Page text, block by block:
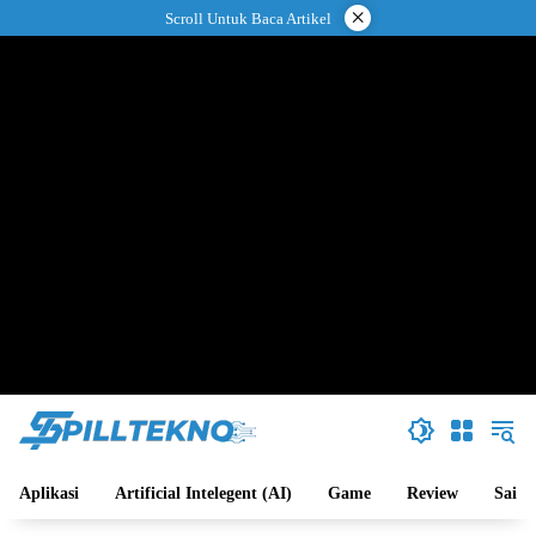
ke
Scroll Untuk Baca Artikel ×
Aplikasi Artificial Intelegent (AI) Game Review Sains